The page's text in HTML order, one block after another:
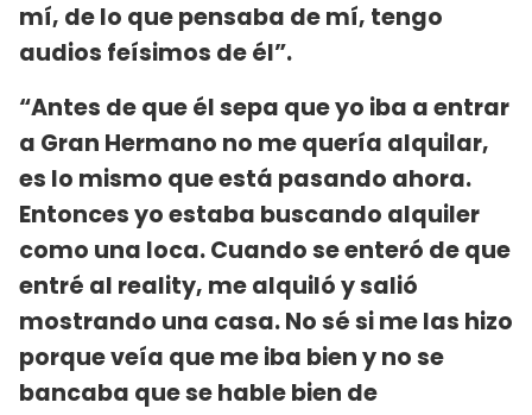
mí, de lo que pensaba de mí, tengo
audios feísimos de él”.
“Antes de que él sepa que yo iba a entrar
a Gran Hermano no me quería alquilar,
es lo mismo que está pasando ahora.
Entonces yo estaba buscando alquiler
como una loca. Cuando se enteró de que
entré al reality, me alquiló y salió
mostrando una casa. No sé si me las hizo
porque veía que me iba bien y no se
bancaba que se hable bien de